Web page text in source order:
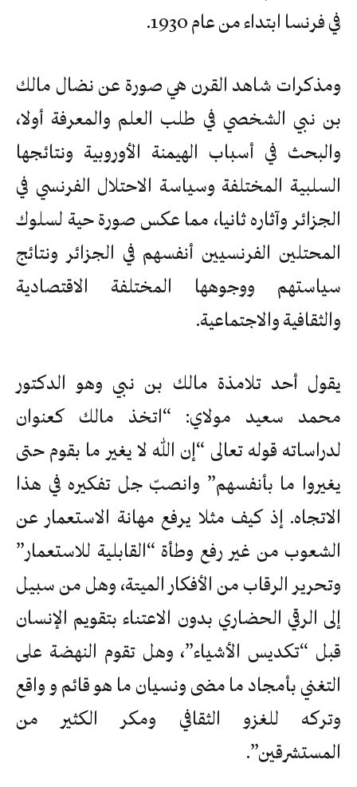
في فرنسا ابتداء من عام 1930.
ومذكرات شاهد القرن هي صورة عن نضال مالك
بن نبي الشخصي في طلب العلم والمعرفة أولا،
والبحث في أسباب الهيمنة الأوروبية ونتائجها
السلبية المختلفة وسياسة الاحتلال الفرنسي في
الجزائر وآثاره ثانيا، مما عكس صورة حية لسلوك
المحتلين الفرنسيين أنفسهم في الجزائر ونتائج
سياستهم ووجوهها المختلفة الاقتصادية
والثقافية والاجتماعية.
يقول أحد تلامذة مالك بن نبي وهو الدكتور
محمد سعيد مولاي: “اتخذ مالك كعنوان
لدراساته قوله تعالى “إن الله لا يغير ما بقوم حتى
يغيروا ما بأنفسهم” وانصبّ جل تفكيره في هذا
الاتجاه. إذ كيف مثلا يرفع مهانة الاستعمار عن
الشعوب من غير رفع وطأة “القابلية للاستعمار”
وتحرير الرقاب من الأفكار الميتة، وهل من سبيل
إلى الرقي الحضاري بدون الاعتناء بتقويم الإنسان
قبل “تكديس الأشياء”، وهل تقوم النهضة على
التغني بأمجاد ما مضى ونسيان ما هو قائم و واقع
وتركه للغزو الثقافي ومكر الكثير من
المستشرقين”.